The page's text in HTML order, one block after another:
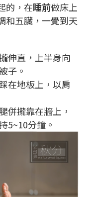
的，在睡前做床上
和五臟，一覺到天
伸直，上半身向
子。
在地板上，以肩
併攏靠在牆上，
5~10分鐘。